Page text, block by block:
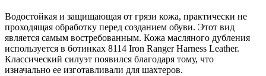
Водостойкая и защищающая от грязи кожа, практически не
проходящая обработку перед созданием обуви. Этот вид
является самым востребованным. Кожа масляного дубления
используется в ботинках 8114 Iron Ranger Harness Leather.
Классический силуэт появился благодаря тому, что
изначально ее изготавливали для шахтеров.